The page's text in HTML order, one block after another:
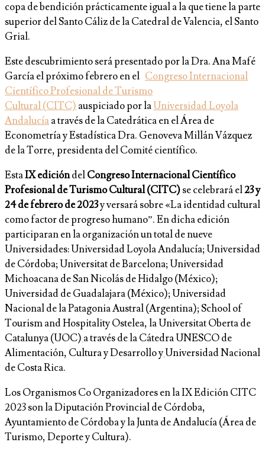
copa de bendición prácticamente igual a la que tiene la parte
superior del Santo Cáliz de la Catedral de Valencia, el Santo
Grial.
Este descubrimiento será presentado por la Dra. Ana Mafé
García el próximo febrero en el Congreso Internacional
Científico Profesional de Turismo
Cultural (CITC)auspiciado por laUniversidad Loyola
Andalucíaa través de la Catedrática en el Área de
Econometría y Estadística Dra. Genoveva Millán Vázquez
de la Torre, presidenta del Comité científico.
EstaIX edicióndelCongreso Internacional Científico
Profesional de Turismo Cultural (CITC)se celebrará el23 y
24 de febrero de 2023y versará sobre «La identidad cultural
como factor de progreso humano”. En dicha edición
participaran en la organización un total de nueve
Universidades: Universidad Loyola Andalucía; Universidad
de Córdoba; Universitat de Barcelona; Universidad
Michoacana de San Nicolás de Hidalgo (México);
Universidad de Guadalajara (México); Universidad
Nacional de la Patagonia Austral (Argentina); School of
Tourism and Hospitality Ostelea, la Universitat Oberta de
Catalunya (UOC) a través de la Cátedra UNESCO de
Alimentación, Cultura y Desarrollo yUniversidad Nacional
de Costa Rica.
Los Organismos Co Organizadores en la IX Edición CITC
2023 son la Diputación Provincial de Córdoba,
Ayuntamiento de Córdoba y la Junta de Andalucía (Área de
Turismo, Deporte y Cultura).